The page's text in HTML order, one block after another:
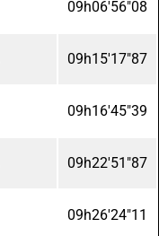
09h06'56"08
09h15'17"87
09h16'45"39
09h22'51"87
09h26'24"11